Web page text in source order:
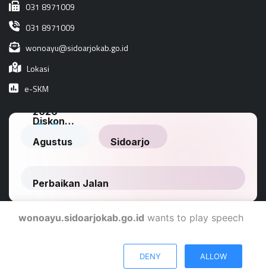
031 8971009
031 8971009
wonoayu@sidoarjokab.go.id
Lokasi
e-SKM
Dinas Komunikasi Dan Informatika Kabupaten Sidoarjo
© 2024
wonoayu.sidoarjokab.go.id wants to play speech
DENY ALLOW